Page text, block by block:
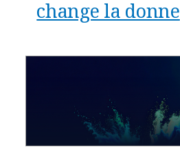
change la donne